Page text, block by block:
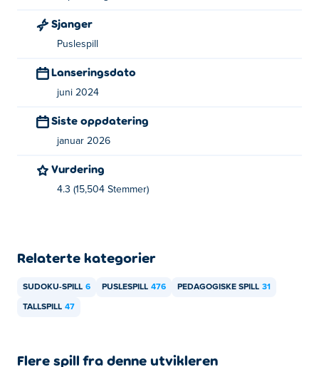
gratis?
Kan jeg spille Sudoku Calendar på mobile
Sudoku-kalenderen kan spilles på datamaskinen og
Sjanger
Puslespill
Lanseringsdato
juni 2024
Siste oppdatering
januar 2026
Vurdering
4.3 (15,504 Stemmer)
Relaterte kategorier
SUDOKU-SPILL 6 PUSLESPILL 476 PEDAGOGISKE SPILL 31
TALLSPILL 47
Flere spill fra denne utvikleren